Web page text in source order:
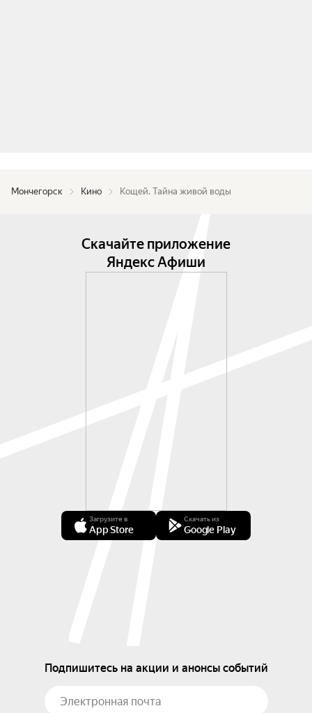
Мончегорск Кино Кощей. Тайна живой воды
Скачайте приложение
Яндекс Афиши
Загрузите в
App Store
Скачать из
Google Play
Подпишитесь на акции и анонсы событий